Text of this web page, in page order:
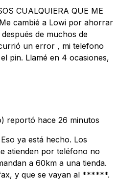
CUALQUIERA QUE ME
cambié a Lowi por ahorrar
de muchos de
un error , mi telefono
pin. Llamé en 4 ocasiones,
reportó hace 26 minutos
ya está hecho. Los
atienden por teléfono no
a 60km a una tienda.
y que se vayan al ******.